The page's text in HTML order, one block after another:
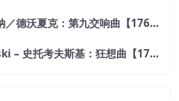
Fritz Reiner – 莱纳／德沃夏克：第九交响曲【176.4kHz／24bit】
Leopold Stokowski – 史托考夫斯基：狂想曲【176.4kHz／24bit】